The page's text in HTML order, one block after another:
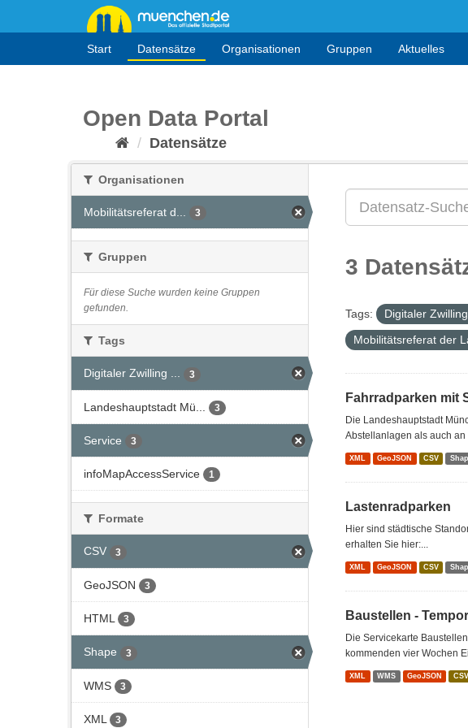
Start Datensätze Organisationen Gruppen Aktuelles
Open Data Portal
Datensätze
Organisationen
Mobilitätsreferat d... 3
Gruppen
Für diese Suche wurden keine Gruppen
gefunden.
Tags
Digitaler Zwilling ... 3
Landeshauptstadt Mü... 3
Service 3
infoMapAccessService 1
Formate
CSV 3
GeoJSON 3
HTML 3
Shape 3
WMS 3
XML 3
3
Tags: Digitaler
Mobilitätsreferat der
Fahrradparken mit
Die Landeshauptstadt
Abstellanlagen als auch an
XML GeoJSON CSV
Lastenradparken
Hier sind städtische
erhalten Sie hier:...
XML GeoJSON CSV
Baustellen -
Die Servicekarte
kommenden vier Wochen
XML WMS GeoJSON CSV